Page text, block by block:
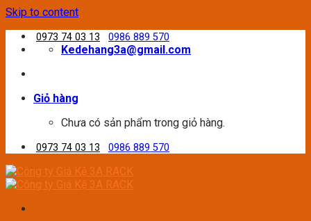
Skip to content
0973 74 03 13 0986 889 570
Kedehang3a@gmail.com
Giỏ hàng
Chưa có sản phẩm trong giỏ hàng.
0973 74 03 13 0986 889 570